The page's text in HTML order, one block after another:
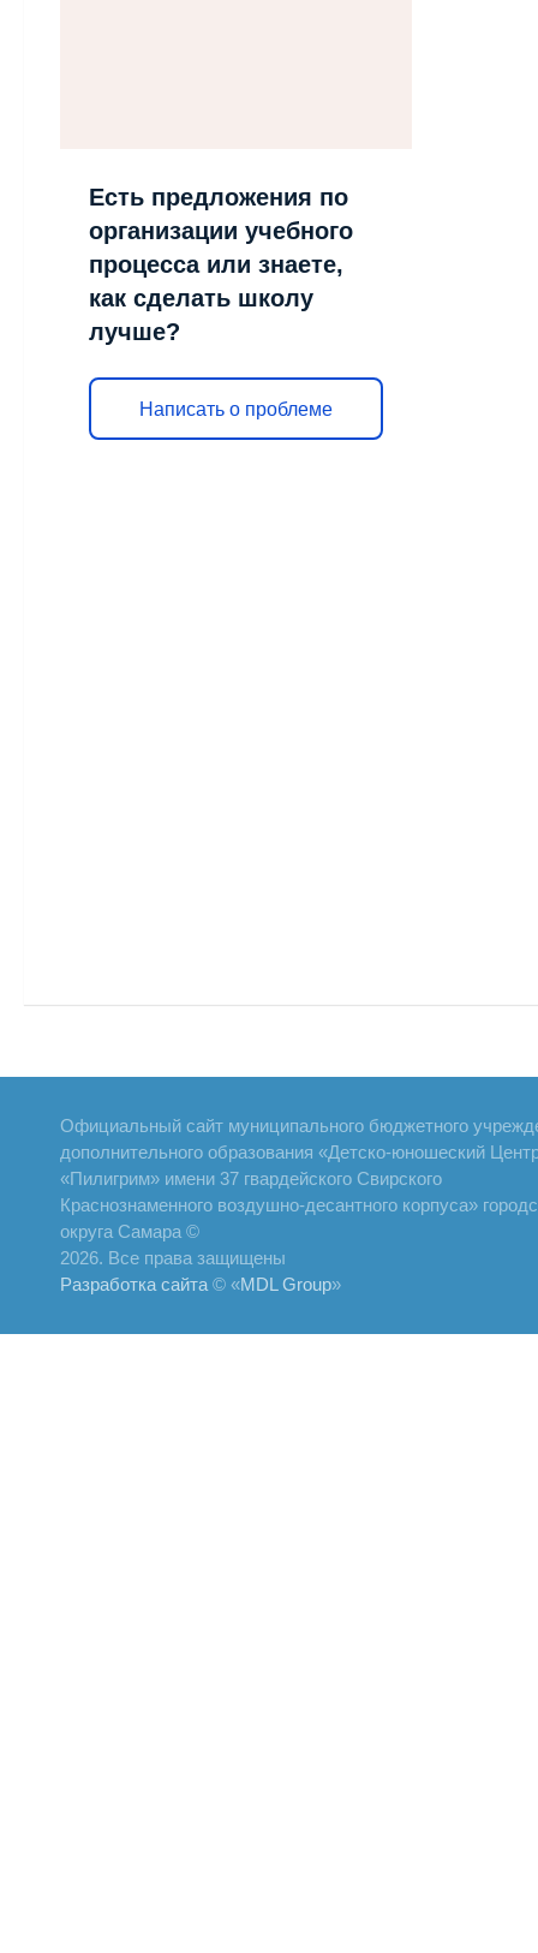
Есть предложения по
организации учебного
процесса или знаете,
как сделать школу
лучше?
Написать о проблеме
Официальный сайт муниципального бюджетного
дополнительного образования «Детско-юношеский
«Пилигрим» имени 37 гвардейского Свирского
Краснознаменного воздушно-десантного корпуса»
округа Самара ©
2026. Все права защищены
Разработка сайта © «MDL Group»